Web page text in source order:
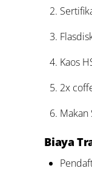
Kaos
2x
Makan
Biaya